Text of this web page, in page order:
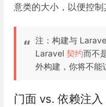
意类的大小，以便控制
注：构建与
Laravel 契约而不
外构建，你将不能
门面 vs. 依赖注入